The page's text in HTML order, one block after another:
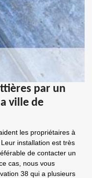
par un
ville de
les propriétaires à
installation est très
de contacter un
cas, nous vous
38 qui a plusieurs